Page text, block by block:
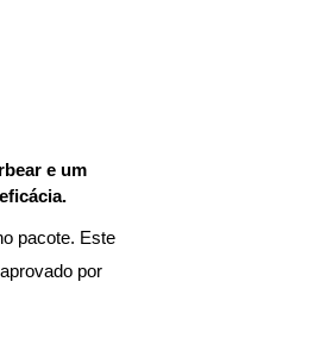
e um
pacote. Este
por